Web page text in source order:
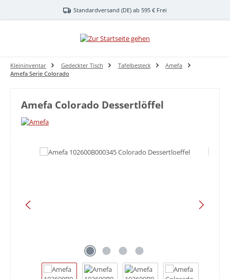
Zum Hauptinhalt springenStandardversand (DE) ab 595 € Frei
Kleininventar Gedeckter Tisch Tafelbesteck
Amefa
Amefa Serie Colorado
Amefa Colorado Dessertlöffel
Bildergalerie überspringen